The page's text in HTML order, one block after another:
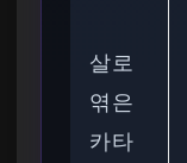
살로
엮은
카타